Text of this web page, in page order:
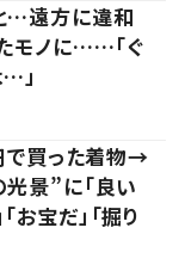
…遠方に違和
モノに……「ぐ
」
で買った着物→
景”に「良い
お宝だ」「掘り